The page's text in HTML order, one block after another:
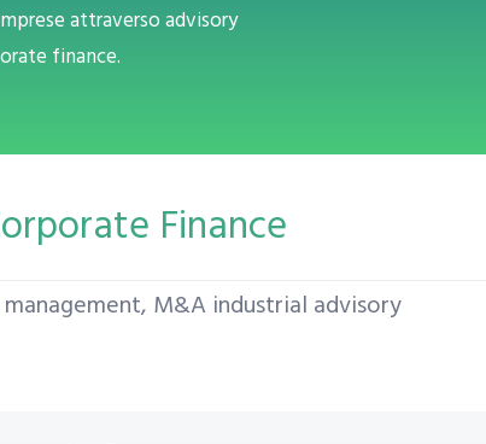
attraverso advisory
finance.
Finance
M&A industrial advisory